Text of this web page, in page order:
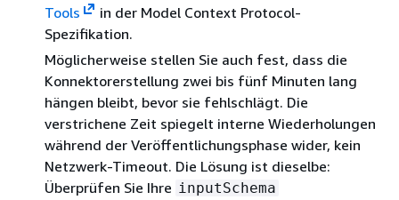
Tools
in der Model Context Protocol-
Spezifikation.
Möglicherweise stellen Sie auch fest, dass die
Konnektorerstellung zwei bis fünf Minuten lang
hängen bleibt, bevor sie fehlschlägt. Die
verstrichene Zeit spiegelt interne Wiederholungen
während der Veröffentlichungsphase wider, kein
Netzwerk-Timeout. Die Lösung ist dieselbe:
Überprüfen Sie Ihre inputSchema